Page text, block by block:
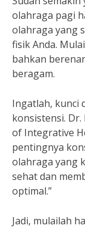
olahraga pagi
olahraga yang
fisik Anda.
bahkan
beragam.
Ingatlah, kunci
konsistensi.
of Integrative
pentingnya
olahraga yang
sehat dan
optimal.”
Jadi, mulailah